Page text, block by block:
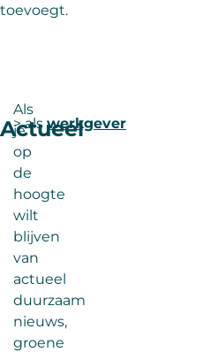
toevoegt.
Actueel
Als
je
op
de
hoogte
wilt
blijven
van
actueel
duurzaam
nieuws,
groene
> als werkgever